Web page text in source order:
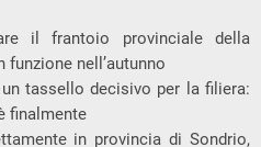
il frantoio provinciale della
funzione nell’autunno
tassello decisivo per la filiera:
finalmente
in provincia di Sondrio,